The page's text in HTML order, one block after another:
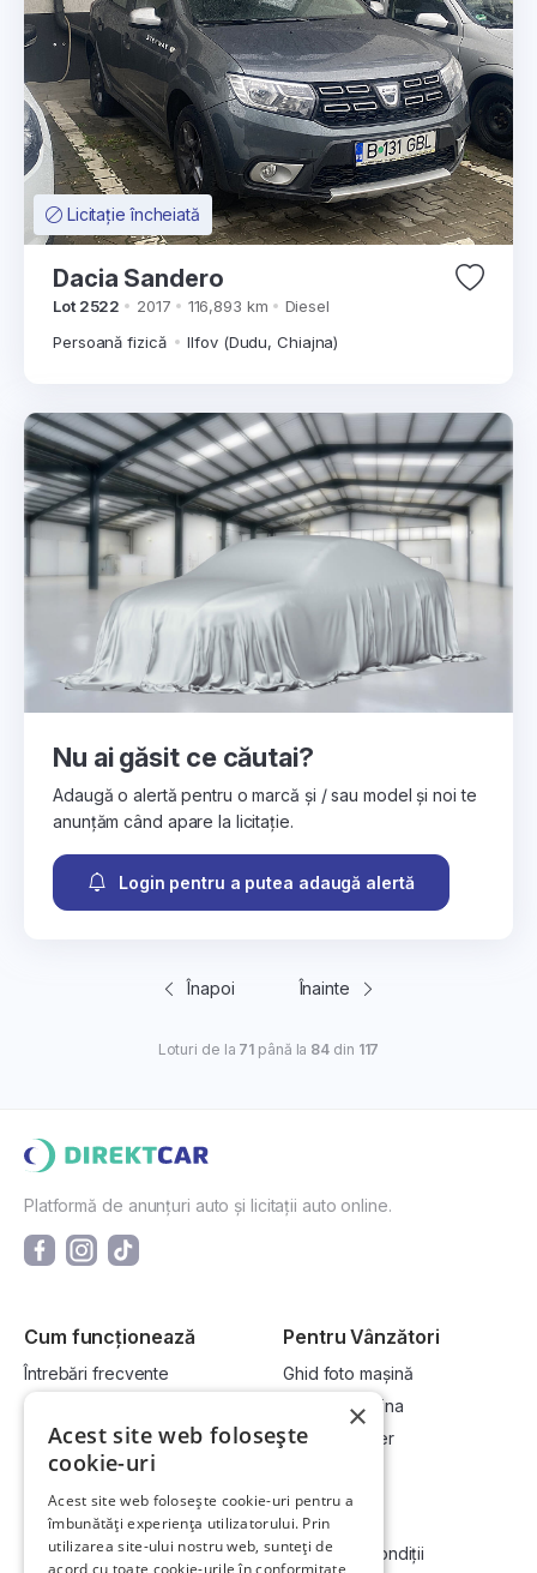
Licitație încheiată
Dacia Sandero
Lot 2522 2017 116,893 km
Diesel
Persoană fizică
Ilfov (Dudu, Chiajna)
Nu ai găsit ce căutai?
Adaugă o alertă pentru o marcă și / sau model și noi te
anunțăm când apare la licitație.
Login pentru a putea adaugă alertă
Înapoi Înainte
Loturi de la 71 până la 84 din 117
Platformă de anunțuri auto și licitații auto online.
Cum funcționează
Întrebări frecvente
Cum vând la licitație?
Pentru Vânzători
Ghid foto mașină
Vinde-ți mașina
Devino dealer
Link-uri utile
Informații utile vizionare
Compania
Termeni și condiții
×
Acest site web folosește
cookie-uri
Acest site web folosește cookie-uri pentru a
îmbunătăți experiența utilizatorului. Prin
utilizarea site-ului nostru web, sunteți de
acord cu toate cookie-urile în conformitate